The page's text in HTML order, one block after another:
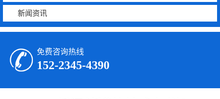
新闻资讯
免费咨询热线
152-2345-4390